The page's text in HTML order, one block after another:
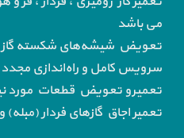
می باشد
تعویض شیشه‌های شکسته گاز
سرویس کامل و راه‌اندازی مجدد
تعمیرو تعویض قطعات مورد
تعمیر اجاق گاز‌های فردار